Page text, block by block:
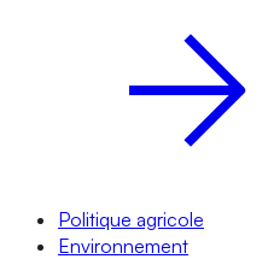
Politique agricole
Environnement